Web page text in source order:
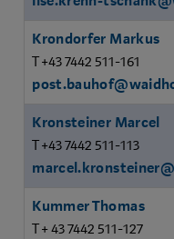
Krondorfer Markus
T +43 7442 511-161
Kronsteiner Marcel
T +43 7442 511-113
Kummer Thomas
T + 43 7442 511-127